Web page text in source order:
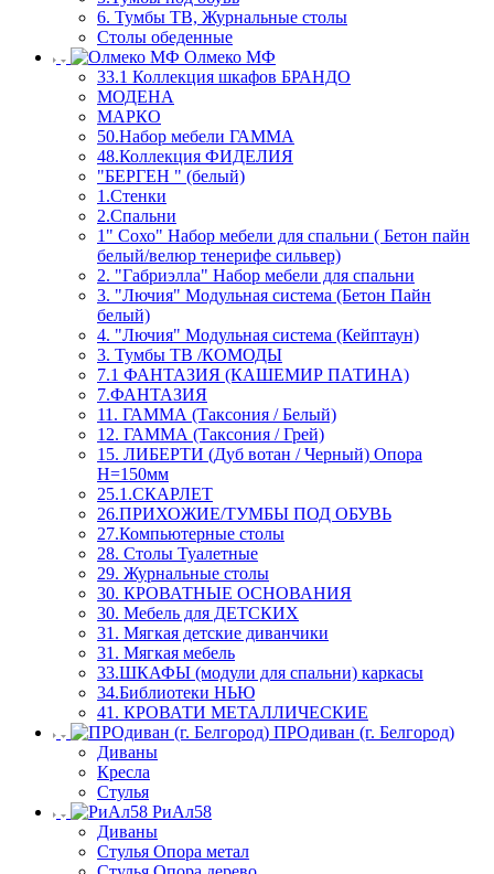
6. Тумбы ТВ, Журнальные столы
Столы обеденные
Олмеко МФ
33.1 Коллекция шкафов БРАНДО
МОДЕНА
МАРКО
50.Набор мебели ГАММА
48.Коллекция ФИДЕЛИЯ
"БЕРГЕН " (белый)
1.Стенки
2.Спальни
1" Сохо" Набор мебели для спальни ( Бетон пайн
белый/велюр тенерифе сильвер)
2. "Габриэлла" Набор мебели для спальни
3. "Лючия" Модульная система (Бетон Пайн
белый)
4. "Лючия" Модульная система (Кейптаун)
3. Тумбы ТВ /КОМОДЫ
7.1 ФАНТАЗИЯ (КАШЕМИР ПАТИНА)
7.ФАНТАЗИЯ
11. ГАММА (Таксония / Белый)
12. ГАММА (Таксония / Грей)
15. ЛИБЕРТИ (Дуб вотан / Черный) Опора
Н=150мм
25.1.СКАРЛЕТ
26.ПРИХОЖИЕ/ТУМБЫ ПОД ОБУВЬ
27.Компьютерные столы
28. Столы Туалетные
29. Журнальные столы
30. КРОВАТНЫЕ ОСНОВАНИЯ
30. Мебель для ДЕТСКИХ
31. Мягкая детские диванчики
31. Мягкая мебель
33.ШКАФЫ (модули для спальни) каркасы
34.Библиотеки НЬЮ
41. КРОВАТИ МЕТАЛЛИЧЕСКИЕ
ПРОдиван (г. Белгород)
Диваны
Кресла
Стулья
РиАл58
Диваны
Стулья Опора метал